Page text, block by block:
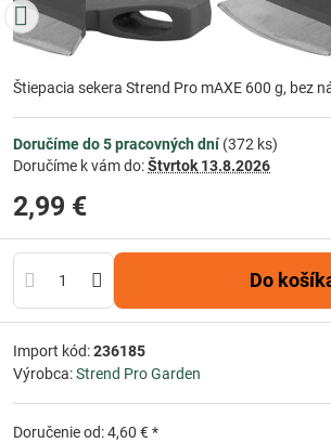
Štiepacia sekera Strend Pro mAXE 600 g, bez
Doručíme do 5 pracovných dní(372 ks)
Doručíme k vám do:Štvrtok13.8.2026
2,99 €
Do
Import kód:236185
Výrobca:Strend Pro Garden
Doručenie od: 4,60 € *